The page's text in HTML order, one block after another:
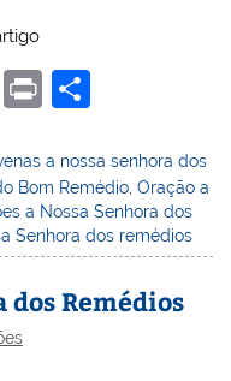
Y
M
Pr
t
ar
e
a nossa senhora dos
Bom Remédio ,Oração a
a Nossa Senhora dos
Senhora dos remédios
dos Remédios